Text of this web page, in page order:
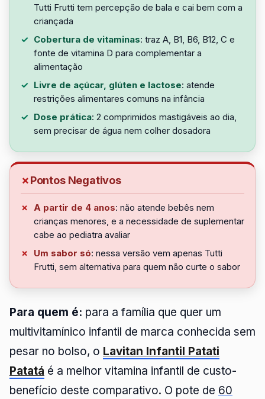
Tutti Frutti tem percepção de bala e cai bem com a
criançada
Cobertura de vitaminas: traz A, B1, B6, B12, C e
fonte de vitamina D para complementar a
alimentação
Livre de açúcar, glúten e lactose: atende
restrições alimentares comuns na infância
Dose prática: 2 comprimidos mastigáveis ao dia,
sem precisar de água nem colher dosadora
Pontos Negativos
A partir de 4 anos: não atende bebês nem
crianças menores, e a necessidade de suplementar
cabe ao pediatra avaliar
Um sabor só: nessa versão vem apenas Tutti
Frutti, sem alternativa para quem não curte o sabor
Para quem é: para a família que quer um
multivitamínico infantil de marca conhecida sem
pesar no bolso, o Lavitan Infantil Patati
Patatá é a melhor vitamina infantil de custo-
benefício deste comparativo. O pote de 60